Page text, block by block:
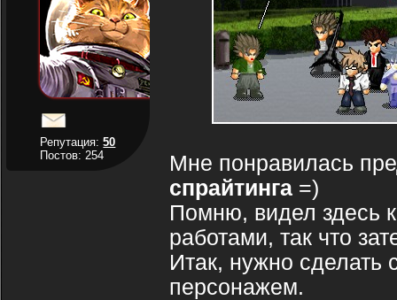
Репутация:50
Постов: 254
Мне понравилась
спрайтинга=)
Помню, видел здесь
работами, так что
Итак, нужно сделать
персонажем.